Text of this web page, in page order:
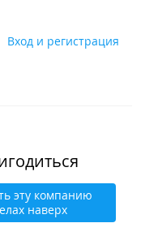
Вход и регистрация
эту компанию
наверх